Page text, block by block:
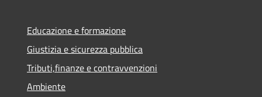
Educazione e formazione
Giustizia e sicurezza pubblica
Tributi,finanze e contravvenzioni
Ambiente